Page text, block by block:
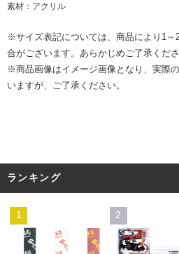
素材：アクリル
※サイズ表記については、商品により1～
合がございます。あらかじめご了承くださ
※商品画像はイメージ画像となり、実際
いますが、ご了承ください。
ランキング
1 2